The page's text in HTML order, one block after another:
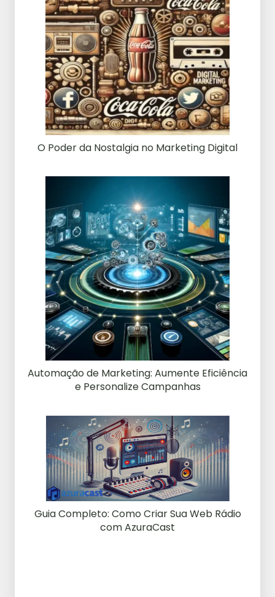
O Poder da Nostalgia no Marketing Digital
Automação de Marketing: Aumente Eficiência
e Personalize Campanhas
Guia Completo: Como Criar Sua Web Rádio
com AzuraCast